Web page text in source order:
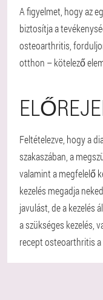
A figyelmet, hogy az
biztosítja a
osteoarthritis,
otthon – kötelező
Feltételezve, hogy a
szakaszában, a
valamint a megfelelő
kezelés megadja
javulást, de a kezelés
a szükséges kezelés,
recept osteoarthritis